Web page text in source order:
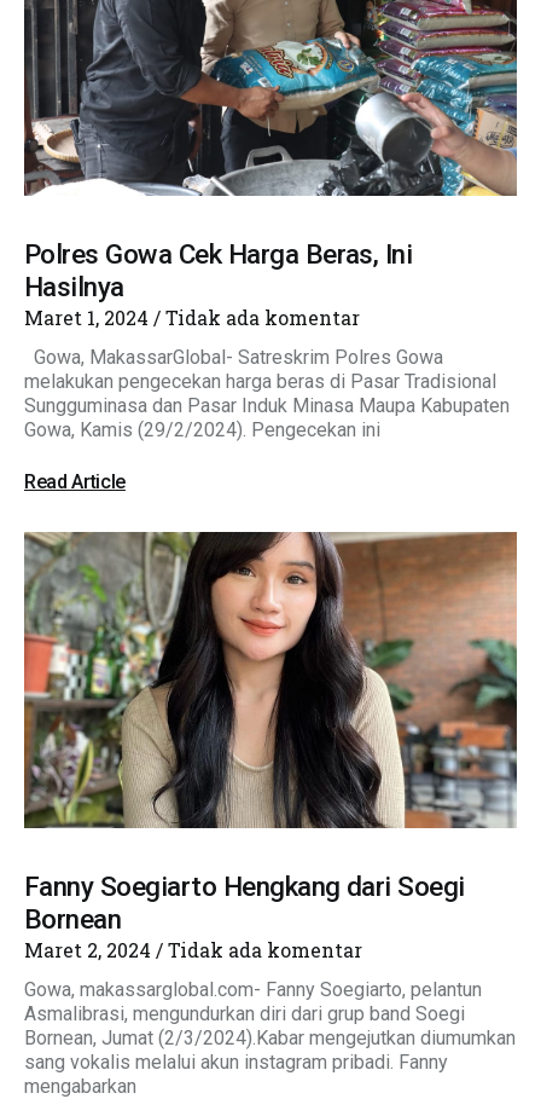
Polres Gowa Cek Harga Beras, Ini
Hasilnya
Maret 1, 2024 Tidak ada komentar
Gowa, MakassarGlobal- Satreskrim Polres Gowa
melakukan pengecekan harga beras di Pasar Tradisional
Sungguminasa dan Pasar Induk Minasa Maupa Kabupaten
Gowa, Kamis (29/2/2024). Pengecekan ini
Read Article
Fanny Soegiarto Hengkang dari Soegi
Bornean
Maret 2, 2024 Tidak ada komentar
Gowa, makassarglobal.com- Fanny Soegiarto, pelantun
Asmalibrasi, mengundurkan diri dari grup band Soegi
Bornean, Jumat (2/3/2024).Kabar mengejutkan diumumkan
sang vokalis melalui akun instagram pribadi. Fanny
mengabarkan